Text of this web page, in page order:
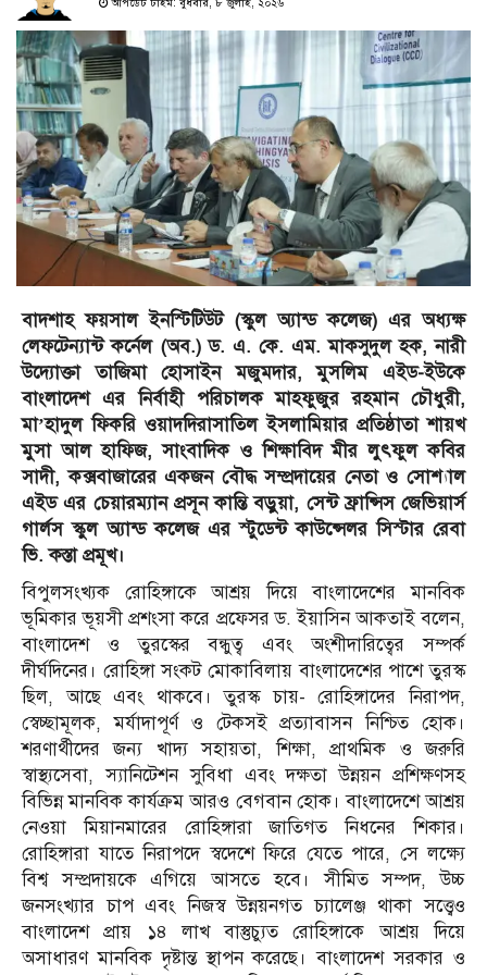
আপডেট টাইম: বুধবার, ৮ জুলাই, ২০২৬
বাদশাহ ফয়সাল ইনস্টিটিউট (স্কুল অ্যান্ড কলেজ) এর অধ্যক্ষ
লেফটেন্যান্ট কর্নেল (অব.) ড. এ. কে. এম. মাকসুদুল হক, নারী
উদ্যোক্তা তাজিমা হোসাইন মজুমদার, মুসলিম এইড-ইউকে
বাংলাদেশ এর নির্বাহী পরিচালক মাহফুজুর রহমান চৌধুরী,
মা’হাদুল ফিকরি ওয়াদদিরাসাতিল ইসলামিয়ার প্রতিষ্ঠাতা শায়খ
মুসা আল হাফিজ, সাংবাদিক ও শিক্ষাবিদ মীর লুৎফুল কবির
সাদী, কক্সবাজারের একজন বৌদ্ধ সম্প্রদায়ের নেতা ও সোশ্যাল
এইড এর চেয়ারম্যান প্রসূন কান্তি বড়ুয়া, সেন্ট ফ্রান্সিস জেভিয়ার্স
গার্লস স্কুল অ্যান্ড কলেজ এর স্টুডেন্ট কাউন্সেলর সিস্টার রেবা
ভি. কস্তা প্রমূখ।
বিপুলসংখ্যক রোহিঙ্গাকে আশ্রয় দিয়ে বাংলাদেশের মানবিক
ভূমিকার ভূয়সী প্রশংসা করে প্রফেসর ড. ইয়াসিন আকতাই বলেন,
বাংলাদেশ ও তুরস্কের বন্ধুত্ব এবং অংশীদারিত্বের সম্পর্ক
দীর্ঘদিনের। রোহিঙ্গা সংকট মোকাবিলায় বাংলাদেশের পাশে তুরস্ক
ছিল, আছে এবং থাকবে। তুরস্ক চায়- রোহিঙ্গাদের নিরাপদ,
স্বেচ্ছামূলক, মর্যাদাপূর্ণ ও টেকসই প্রত্যাবাসন নিশ্চিত হোক।
শরণার্থীদের জন্য খাদ্য সহায়তা, শিক্ষা, প্রাথমিক ও জরুরি
স্বাস্থ্যসেবা, স্যানিটেশন সুবিধা এবং দক্ষতা উন্নয়ন প্রশিক্ষণসহ
বিভিন্ন মানবিক কার্যক্রম আরও বেগবান হোক। বাংলাদেশে আশ্রয়
নেওয়া মিয়ানমারের রোহিঙ্গারা জাতিগত নিধনের শিকার।
রোহিঙ্গারা যাতে নিরাপদে স্বদেশে ফিরে যেতে পারে, সে লক্ষ্যে
বিশ্ব সম্প্রদায়কে এগিয়ে আসতে হবে। সীমিত সম্পদ, উচ্চ
জনসংখ্যার চাপ এবং নিজস্ব উন্নয়নগত চ্যালেঞ্জ থাকা সত্ত্বেও
বাংলাদেশ প্রায় ১৪ লাখ বাস্তুচ্যুত রোহিঙ্গাকে আশ্রয় দিয়ে
অসাধারণ মানবিক দৃষ্টান্ত স্থাপন করেছে। বাংলাদেশ সরকার ও